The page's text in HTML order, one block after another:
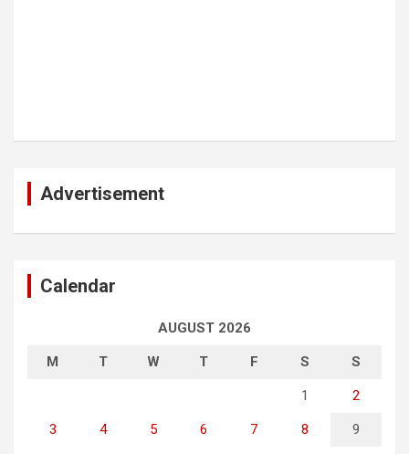
Advertisement
Calendar
AUGUST 2026
M T W T F S S
1 2
3 4 5 6 7 8 9